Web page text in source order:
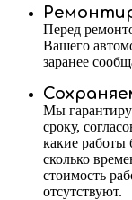
Перед
Вашего
заранее
Мы
сроку,
какие работы
сколько
стоимость
отсутствуют.